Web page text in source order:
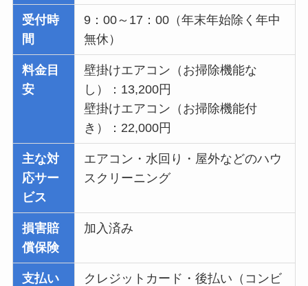
受付時
間
9：00～17：00（年末年始除く年中
無休）
料金目
安
壁掛けエアコン（お掃除機能な
し）：13,200円
壁掛けエアコン（お掃除機能付
き）：22,000円
主な対
応サー
ビス
エアコン・水回り・屋外などのハウ
スクリーニング
損害賠
償保険
加入済み
支払い
クレジットカード・後払い（コンビ